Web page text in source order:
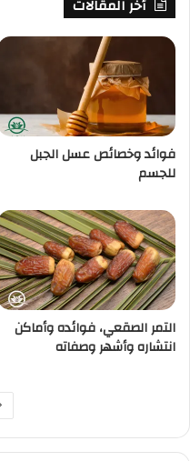
أخر المقالات
فوائد وخصائص عسل الجبل
للجسم
التمر الصقعي، فوائده وأماكن
انتشاره وأشهر وصفاته